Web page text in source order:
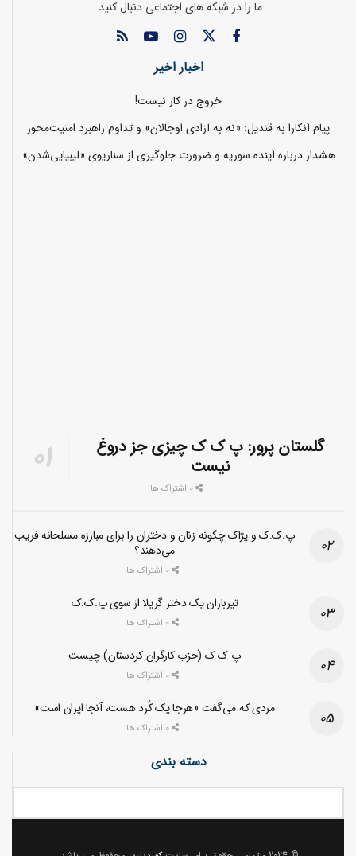
ما را در شبکه های اجتماعی دنبال کنید:
اخبار اخیر
خروج در کار نیست!
پیام آنکارا به قندیل: «نه به آزادی اوجالان» و تداوم راهبرد امنیت‌محور
هشدار درباره آینده سوریه و ضرورت جلوگیری از سناریوی «لیبیایی‌شدن»
گلستان پرور: پ ک ک چیزی جز دروغ
نیست
پ.ک.ک و پژاک چگونه زنان و دختران را برای مبارزه مسلحانه فریب
می‌دهند؟
تیرباران یک دختر گریلا از سوی پ.ک.ک
پ ک ک (حزب کارگران کردستان) چیست
مردی که می‌گفت «هرجا یک کُرد هست، آنجا ایران است»
دسته بندی